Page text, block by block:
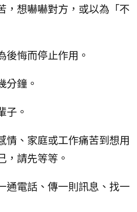
，想嚇嚇對方，或以為「不
後悔而停止作用。
分鐘。
子。
情、家庭或工作痛苦到想用
，請先等等。
通電話、傳一則訊息、找一